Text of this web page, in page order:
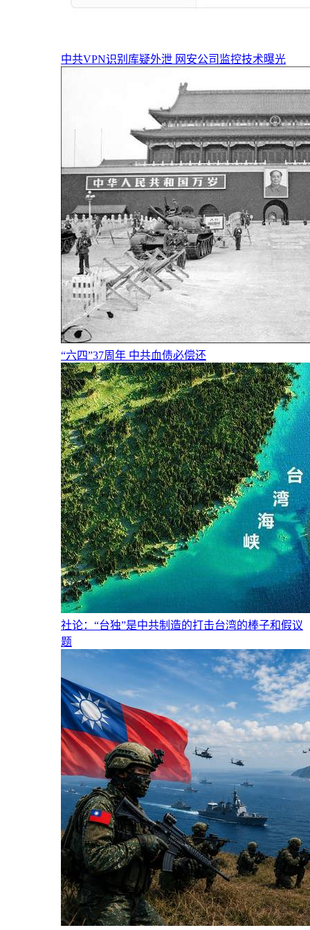
中共VPN识别库疑外泄 网安公司监控技术曝光
“六四”37周年 中共血债必偿还
社论：“台独”是中共制造的打击台湾的棒子和假议
题